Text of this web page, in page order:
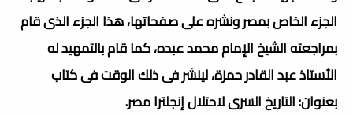
الجزء الخاص بمصر ونشره على صفحاتها، هذا الجزء الذى قام
بمراجعته الشيخ الإمام محمد عبده، كما قام بالتمهيد له
الأستاذ عبد القادر حمزة، لينشر فى ذلك الوقت فى كتاب
بعنوان: التاريخ السرى لاحتلال إنجلترا مصر.